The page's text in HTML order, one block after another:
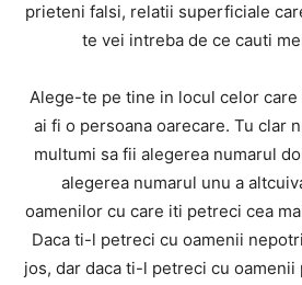
prieteni falsi, relatii superficiale
te vei intreba de ce cauti
Alege-te pe tine in locul celor care
ai fi o persoana oarecare. Tu clar
multumi sa fii alegerea numarul
alegerea numarul unu a
oamenilor cu care iti petreci cea
Daca ti-l petreci cu oamenii
jos, dar daca ti-l petreci cu